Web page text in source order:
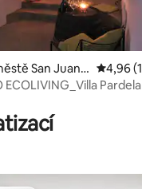
5, 158 hodnocení
San Juan d
4,96
ECOLIVING_Villa Pardela